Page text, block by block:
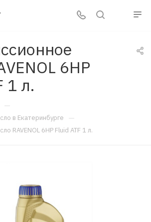
6HP
1 л.
—
в Екатеринбурге —
RAVENOL 6HP Fluid ATF 1 л.